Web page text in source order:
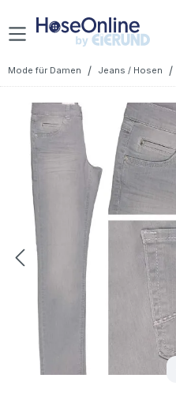
Zum Hauptinhalt springen
Mode für Damen / Jeans / Hosen /
Bildergalerie überspringen